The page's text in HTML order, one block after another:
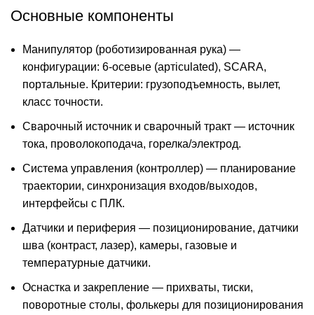
Основные компоненты
Манипулятор (роботизированная рука) —
конфигурации: 6-осевые (артiculated), SCARA,
портальные. Критерии: грузоподъемность, вылет,
класс точности.
Сварочный источник и сварочный тракт — источник
тока, проволокоподача, горелка/электрод.
Система управления (контроллер) — планирование
траектории, синхронизация входов/выходов,
интерфейсы с ПЛК.
Датчики и периферия — позиционирование, датчики
шва (контраст, лазер), камеры, газовые и
температурные датчики.
Оснастка и закрепление — прихваты, тиски,
поворотные столы, фолькеры для позиционирования